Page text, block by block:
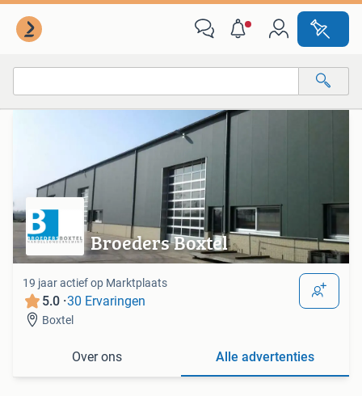
Alle afstanden…
Van deze adverteerder
Broeders Boxtel
19 jaar actief op Marktplaats
5.0 ·30 Ervaringen
Boxtel
Over ons Alle advertenties